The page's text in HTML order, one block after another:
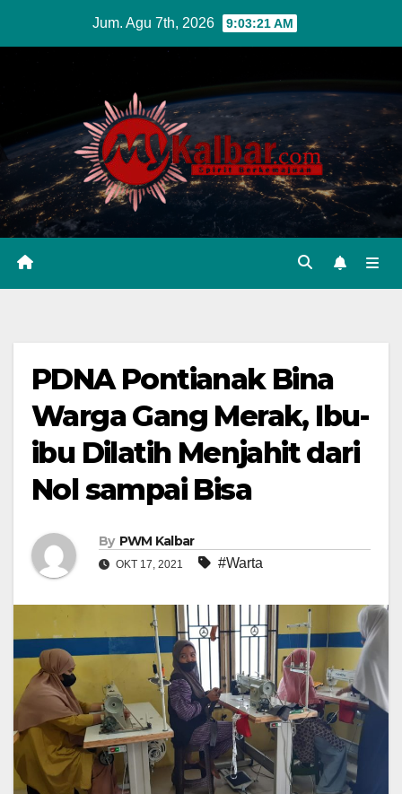
Jum. Agu 7th, 2026 9:03:23 AM
PDNA Pontianak Bina
Warga Gang Merak, Ibu-
ibu Dilatih Menjahit dari
Nol sampai Bisa
By PWM Kalbar
OKT 17, 2021 #Warta